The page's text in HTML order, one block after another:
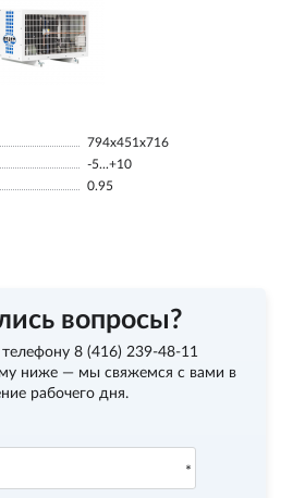
794x451x716
-5...+10
0.95
вопросы?
телефону 8 (416) 239-48-11
ниже — мы свяжемся с вами в
рабочего дня.